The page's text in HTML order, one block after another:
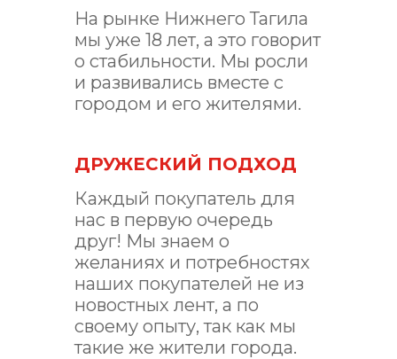
ДРУЖЕСКИЙ ПОДХОД
На рынке Нижнего Тагила
мы уже 18 лет, а это говорит
о стабильности. Мы росли
и развивались вместе с
городом и его жителями.
Каждый покупатель для
нас в первую очередь
друг! Мы знаем о
желаниях и потребностях
наших покупателей не из
новостных лент, а по
своему опыту, так как мы
такие же жители города.